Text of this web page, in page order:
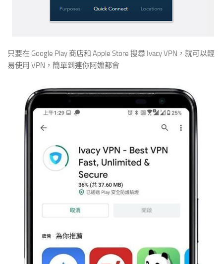
只要在 Google Play 商店和 Apple Store 搜尋 Ivacy VPN，就可以輕
易使用 VPN，簡單到連你阿嬤都會